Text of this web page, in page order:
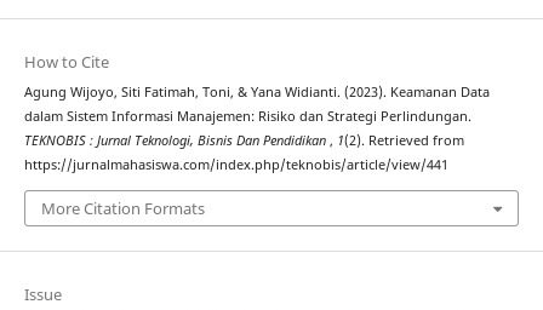
How to Cite
Agung Wijoyo, Siti Fatimah, Toni, & Yana Widianti. (2023). Keamanan Data
dalam Sistem Informasi Manajemen: Risiko dan Strategi Perlindungan.
TEKNOBIS : Jurnal Teknologi, Bisnis Dan Pendidikan , 1(2). Retrieved from
https://jurnalmahasiswa.com/index.php/teknobis/article/view/441
More Citation Formats
Issue